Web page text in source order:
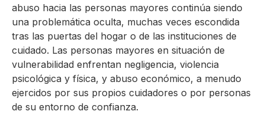
abuso hacia las personas mayores continúa siendo
una problemática oculta, muchas veces escondida
tras las puertas del hogar o de las instituciones de
cuidado. Las personas mayores en situación de
vulnerabilidad enfrentan negligencia, violencia
psicológica y física, y abuso económico, a menudo
ejercidos por sus propios cuidadores o por personas
de su entorno de confianza.